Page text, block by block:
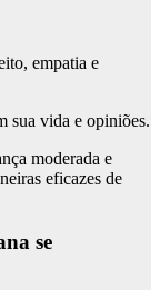
empatia e
sua vida e opiniões.
moderada e
eficazes de
se